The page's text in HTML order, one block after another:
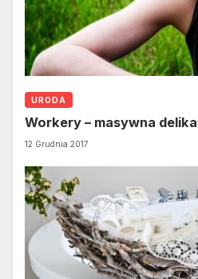
URODA
Workery – masywna
12 Grudnia 2017